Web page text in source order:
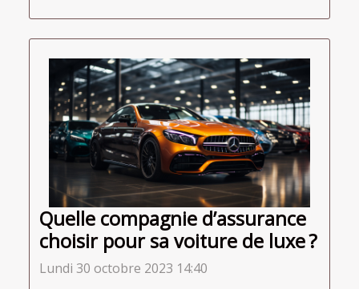
Quelle compagnie d’assurance
choisir pour sa voiture de luxe ?
Lundi 30 octobre 2023 14:40